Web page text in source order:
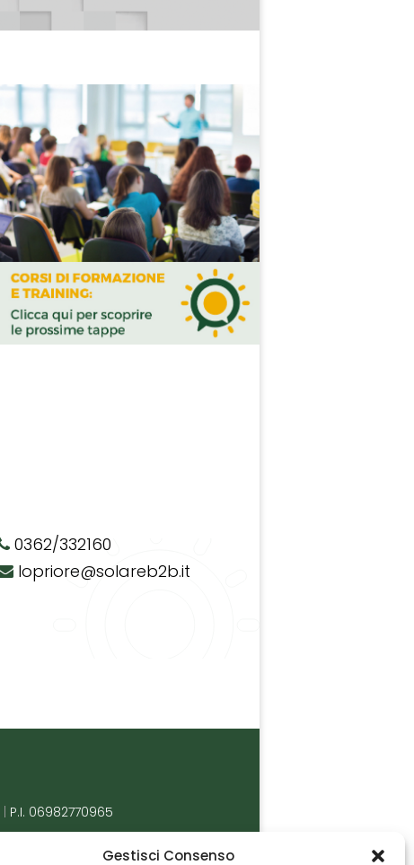
Gestisci Consenso
0362/332160
lopriore@solareb2b.it
P.I. 06982770965